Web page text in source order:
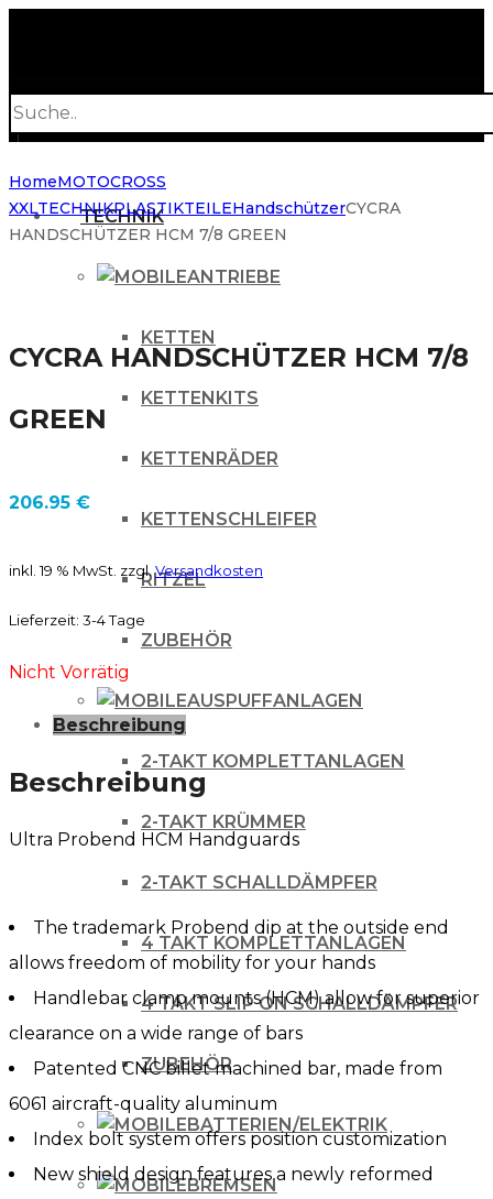
search
TECHNIK
ANTRIEBE
KETTEN
KETTENKITS
KETTENRÄDER
KETTENSCHLEIFER
RITZEL
ZUBEHÖR
AUSPUFFANLAGEN
2-TAKT KOMPLETTANLAGEN
2-TAKT KRÜMMER
2-TAKT SCHALLDÄMPFER
4 TAKT KOMPLETTANLAGEN
4 TAKT SLIP ON SCHALLDÄMPFER
ZUBEHÖR
BATTERIEN/ELEKTRIK
BREMSEN
HomeMOTOCROSS
XXLTECHNIKPLASTIKTEILEHandschützerCYCRA
HANDSCHÜTZER HCM 7/8 GREEN
CYCRA HANDSCHÜTZER HCM 7/8
GREEN
206.95 €
inkl. 19 % MwSt. zzgl.Versandkosten
Lieferzeit: 3-4 Tage
Nicht Vorrätig
Beschreibung
Beschreibung
Ultra Probend HCM Handguards
The trademark Probend dip at the outside end
allows freedom of mobility for your hands
Handlebar clamp mounts (HCM) allow for superior
clearance on a wide range of bars
Patented CNC billet machined bar, made from
6061 aircraft-quality aluminum
Index bolt system offers position customization
New shield design features a newly reformed